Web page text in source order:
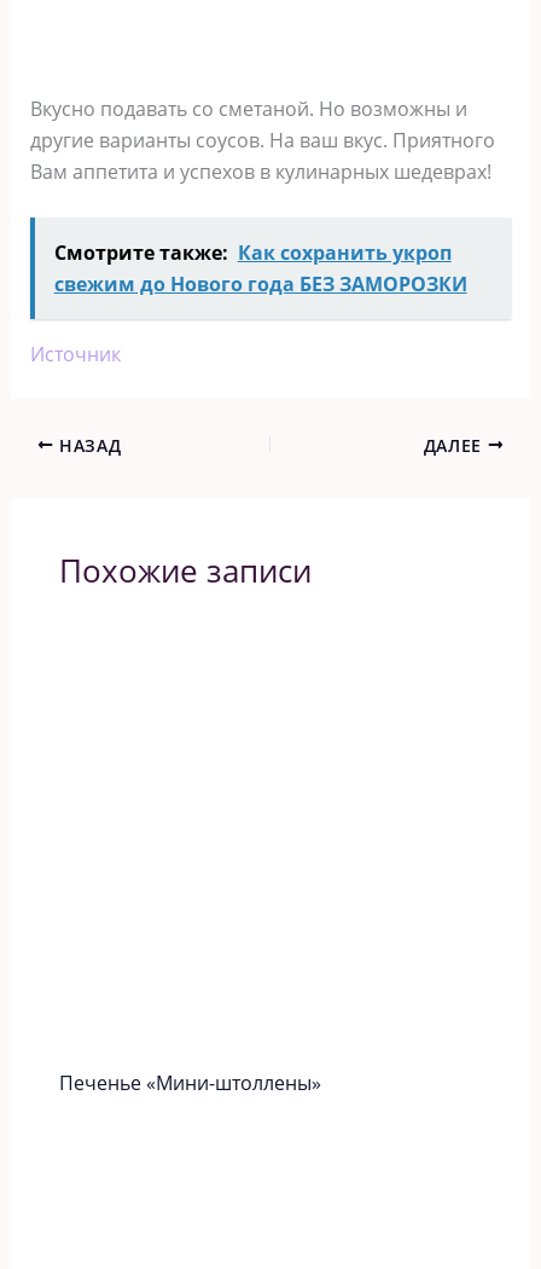
Вкусно подавать со сметаной. Но возможны и
другие варианты соусов. На ваш вкус. Приятного
Вам аппетита и успехов в кулинарных шедеврах!
Смотрите также: Как сохранить укроп
свежим до Нового года БЕЗ ЗАМОРОЗКИ
Источник
НАЗАД ДАЛЕЕ
Похожие записи
Печенье «Мини-штоллены»